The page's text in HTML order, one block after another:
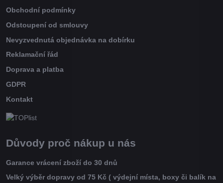
Obchodní podmínky
Odstoupení od smlouvy
Nevyzvednutá objednávka na dobírku
Reklamační řád
Doprava a platba
GDPR
Kontakt
Důvody proč nákup u nás
Garance vrácení zboží do 30 dnů
Velký výběr dopravy od 75 Kč ( výdejní místa, boxy či balík na